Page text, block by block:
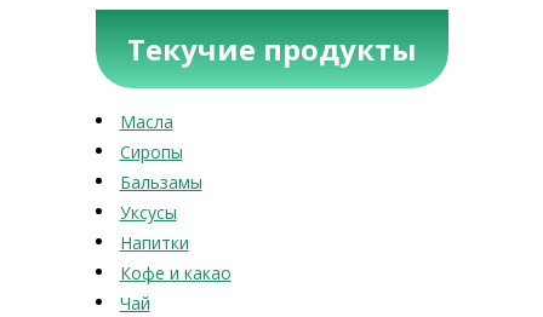
Текучие продукты
Масла
Сиропы
Бальзамы
Уксусы
Напитки
Кофе и какао
Чай